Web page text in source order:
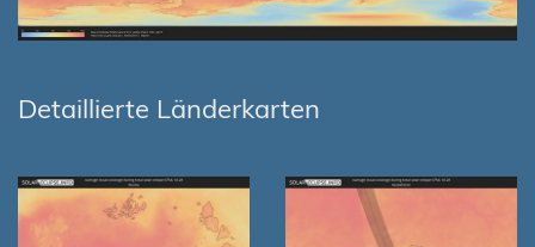
Detaillierte Länderkarten